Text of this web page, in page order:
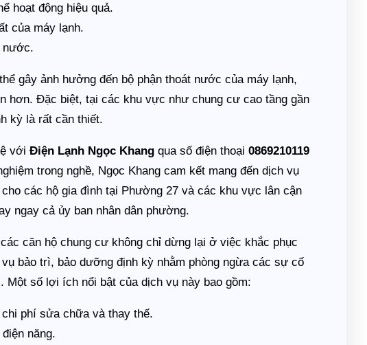
hoạt động hiệu quả.
của máy lạnh.
nước.
gây ảnh hưởng đến bộ phận thoát nước của máy lạnh,
hơn. Đặc biệt, tại các khu vực như chung cư cao tầng gần
kỳ là rất cần thiết.
vớiĐiện Lạnh Ngọc Khang qua số điện thoại0869210119
trong nghề, Ngọc Khang cam kết mang đến dịch vụ
các hộ gia đình tại Phường 27 và các khu vực lân cận
ngay cả ủy ban nhân dân phường.
căn hộ chung cư không chỉ dừng lại ở việc khắc phục
bảo trì, bảo dưỡng định kỳ nhằm phòng ngừa các sự cố
Một số lợi ích nổi bật của dịch vụ này bao gồm:
phí sửa chữa và thay thế.
năng.